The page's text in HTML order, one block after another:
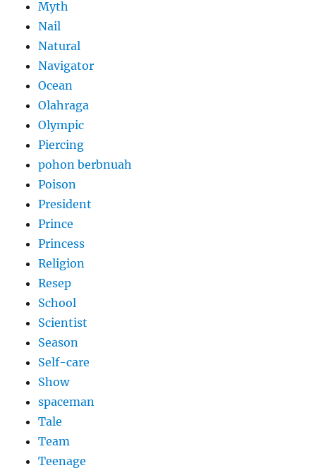
Myth
Nail
Natural
Navigator
Ocean
Olahraga
Olympic
Piercing
pohon berbnuah
Poison
President
Prince
Princess
Religion
Resep
School
Scientist
Season
Self-care
Show
spaceman
Tale
Team
Teenage